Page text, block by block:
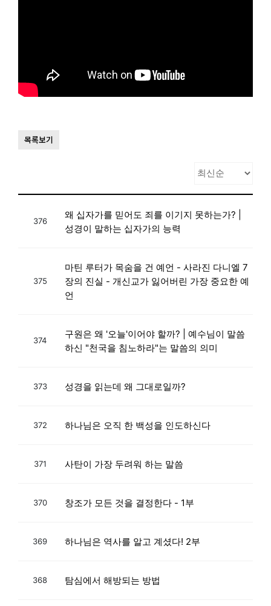
목록보기
376
왜 십자가를 믿어도 죄를 이기지 못하는가? |
성경이 말하는 십자가의 능력
375
마틴 루터가 목숨을 건 예언 - 사라진 다니엘 7
장의 진실 - 개신교가 잃어버린 가장 중요한 예
언
374
구원은 왜 '오늘'이어야 할까? | 예수님이 말씀
하신 "천국을 침노하라"는 말씀의 의미
373 성경을 읽는데 왜 그대로일까?
372 하나님은 오직 한 백성을 인도하신다
371 사탄이 가장 두려워 하는 말씀
370 창조가 모든 것을 결정한다 - 1부
369 하나님은 역사를 알고 계셨다! 2부
368 탐심에서 해방되는 방법